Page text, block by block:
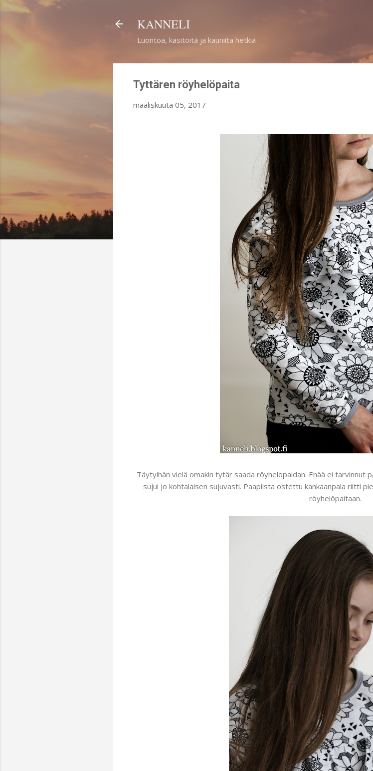
KANNELI
Luontoa, käsitöitä ja kauniita hetkiä
Tyttären röyhelöpaita
maaliskuuta 05, 2017
Täytyihän vielä omakin tytär saada röyhelöpaidan. Enää ei tarvinnut
sujui jo kohtalaisen sujuvasti. Paapiista ostettu kankaanpala riitti
röyhelöpaitaan.